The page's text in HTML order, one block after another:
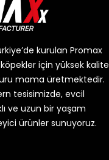
kurulan Promax
için yüksek kalite
mama üretmektedir.
tesisimizde, evcil
ve uzun bir yaşam
ürünler sunuyoruz.